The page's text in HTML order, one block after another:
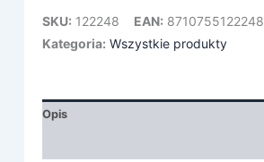
SKU: 122248 EAN: 8710755122248
Kategoria: Wszystkie produkty
Opis